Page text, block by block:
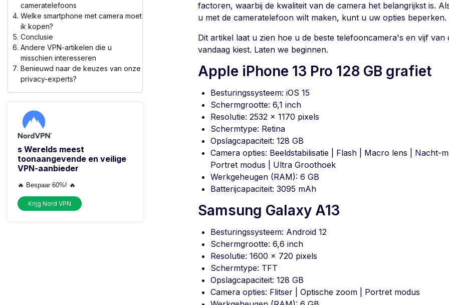
cameratelefoons
Welke smartphone met camera moet
ik kopen?
Conclusie
Andere VPN-artikelen die u
misschien interesseren
Benieuwd naar de keuzes van onze
privacy-experts?
s Werelds meest
toonaangevende en veilige
VPN-aanbieder
🔥 Bespaar 60%! 🔥
Krijg Nord VPN
factoren, waarbij de kwaliteit van de camera het belangrijkst is.
u met de cameratelefoon wilt maken, kunt u uw opties beperken.
Dit artikel laat u zien hoe u de beste telefooncamera's en vijf van
vandaag kiest. Laten we beginnen.
Apple iPhone 13 Pro 128 GB grafiet
Besturingssysteem: iOS 15
Schermgrootte: 6,1 inch
Resolutie: 2532 x 1170 pixels
Schermtype: Retina
Opslagcapaciteit: 128 GB
Camera opties: Beeldstabilisatie | Flash | Macro lens | Nacht-
Portret modus | Ultra Groothoek
Werkgeheugen (RAM): 6 GB
Batterijcapaciteit: 3095 mAh
Samsung Galaxy A13
Besturingssysteem: Android 12
Schermgrootte: 6,6 inch
Resolutie: 1600 x 720 pixels
Schermtype: TFT
Opslagcapaciteit: 128 GB
Camera opties: Flitser | Optische zoom | Portret modus